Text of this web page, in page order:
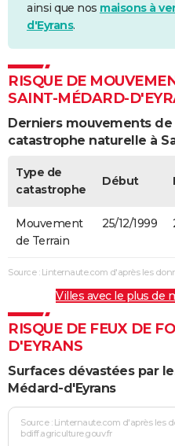
ainsi que nos maisons à
d'Eyrans.
RISQUE DE
SAINT-MÉDARD-
Derniers mouvements
catastrophe naturelle à
Type de
catastrophe
Début
Mouvement
de Terrain
25/12/1999
Source : Linternaute.com d'après les
Villes avec le plus de
RISQUE DE FEUX DE
D'EYRANS
Surfaces dévastées par
Médard-d'Eyrans
Source : Linternaute.com d'après les
bdiff.agriculture.gouv.fr